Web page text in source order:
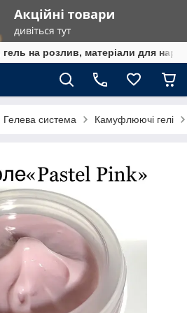
на розлив, матеріали для
Гелева система Камуфлюючі гелі